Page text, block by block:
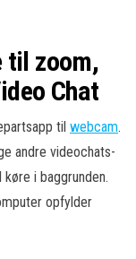
til zoom,
Chat
til webcam.
andre videochats-
i baggrunden.
opfylder